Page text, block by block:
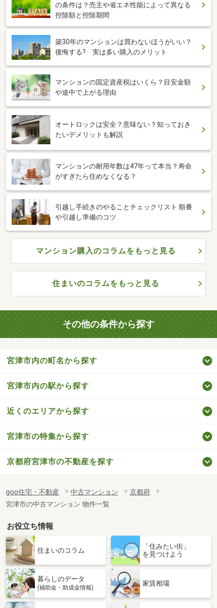
の条件は？売主や省エネ性能によって異なる
控除額と控除期間
築30年のマンションは買わないほうがいい？
後悔する? 実は多い購入のメリット
マンションの固定資産税はいくら？目安金額
や途中で上がる理由
オートロックは安全？意味ない？知っておき
たいデメリットも解説
マンションの耐用年数は47年って本当？寿命
がすぎたら住めなくなる？
引越し手続きのやることチェックリスト 順番
や引越し準備のコツ
マンション購入のコラムをもっと見る
住まいのコラムをもっと見る
その他の条件から探す
宮津市内の町名から探す
宮津市内の駅から探す
近くのエリアから探す
宮津市の特集から探す
京都府宮津市の不動産を探す
goo住宅・不動産 中古マンション
京都府
宮津市の中古マンション 物件一覧
お役立ち情報
住まいのコラム
「住みたい街」
を見つけよう
暮らしのデータ
(補助金・助成金情報)
家賃相場